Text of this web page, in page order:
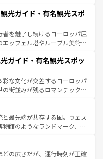
はコンテンツ一覧を参照してほ
熱的なフラメンコ、熱気あふ
パスが生活の一部となってい
れた雰囲気や、バルセロナの
方では古代ローマ遺跡や中世
候が異なるスペインはその個
い。
光ガイド・有名観光スポ
を魅了し続けるヨーロッパ屈
ッフェル塔やルーブル美術館
る。華麗な宮殿、歴史的な大
豊かな自然が、訪れる者を心
スは美食の国としても知ら
無形文化遺産にも登録されて
多彩な楽しみ方が可能だ。さ
魅力が溢れており、どの街角に
ている。パリ以外の個性あふ
ガイド・有名観光スポッ
彩な文化が交差するヨーロッパ
街並みが残るロマンチック街
いても飽きることがない。ベ
ルン州のアルプスの絶景、そ
といった風景は必見。ビール
しい。 なお、新着の
覧を参照してほしい。
最先端が共存する国。ウェス
館のようなランドマーク、歴
。また、優雅なアフタヌーン
まらない英国パブ、サッカー観
どの広さだが、運行時刻が正確